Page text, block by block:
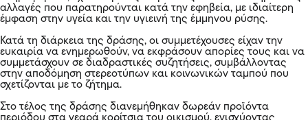
αλλαγές που παρατηρούνται κατά την εφηβεία, με ιδιαίτερη
έμφαση στην υγεία και την υγιεινή της έμμηνου ρύσης.
Κατά τη διάρκεια της δράσης, οι συμμετέχουσες είχαν την
ευκαιρία να ενημερωθούν, να εκφράσουν απορίες τους και να
συμμετάσχουν σε διαδραστικές συζητήσεις, συμβάλλοντας
στην αποδόμηση στερεοτύπων και κοινωνικών ταμπού που
σχετίζονται με το ζήτημα.
Στο τέλος της δράσης διανεμήθηκαν δωρεάν προϊόντα